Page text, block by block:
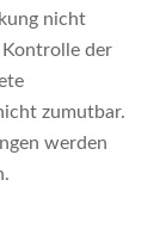
nicht
der
zumutbar.
werden